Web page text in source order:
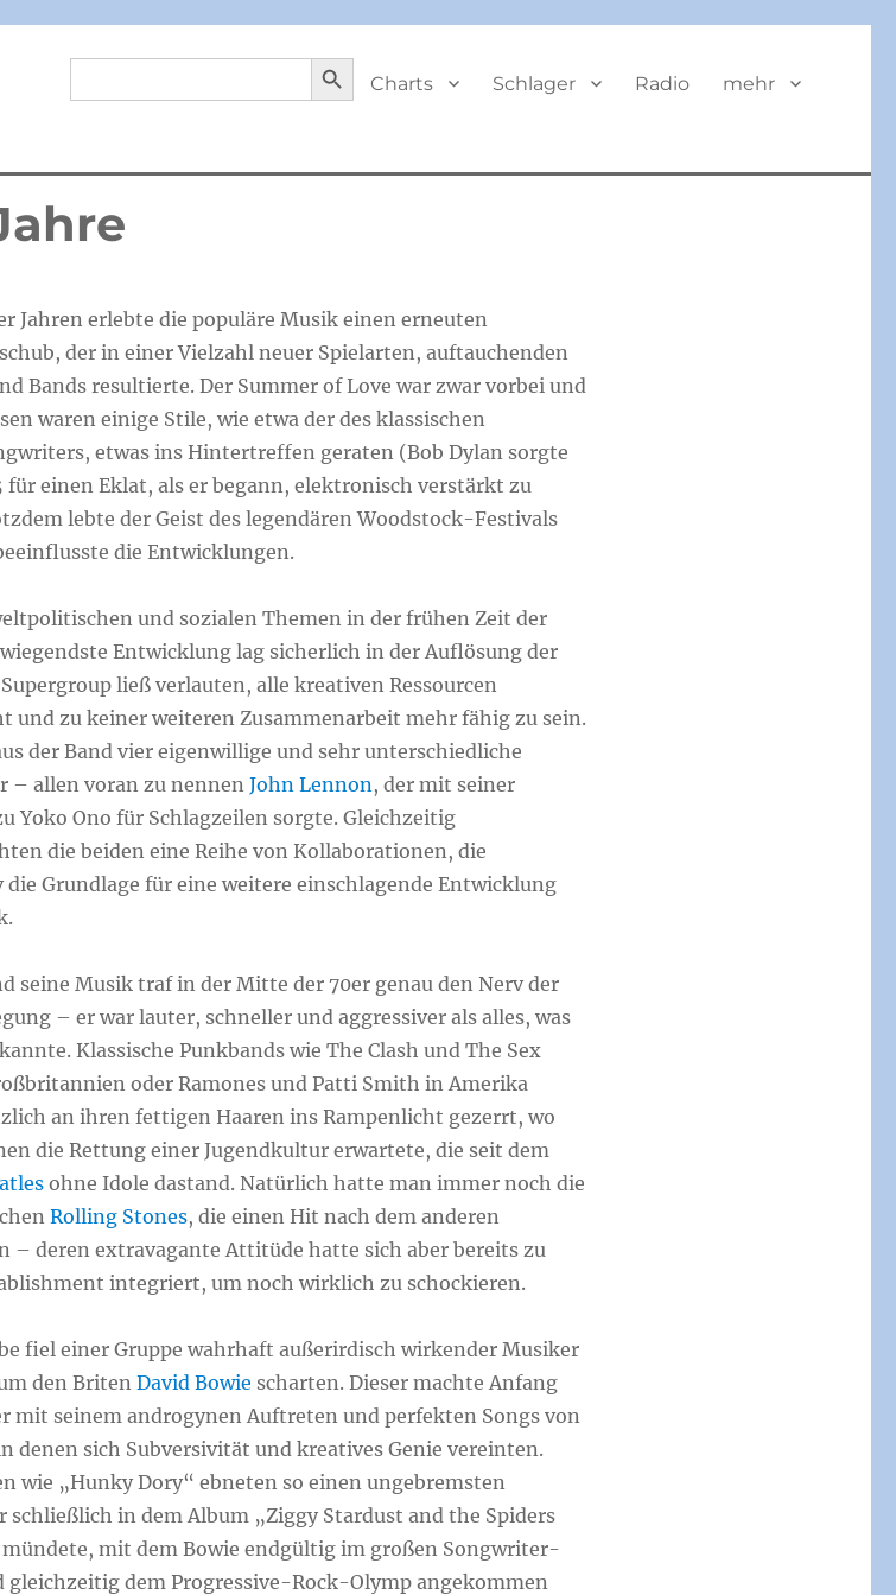
Search
SEARCH BUTTON
Charts
Schlager Radio mehr
Jahren erlebte die populäre Musik einen erneuten
der in einer Vielzahl neuer Spielarten, auftauchenden
Bands resultierte. Der Summer of Love war zwar vorbei und
waren einige Stile, wie etwa der des klassischen
etwas ins Hintertreffen geraten (Bob Dylan sorgte
für einen Eklat, als er begann, elektronisch verstärkt zu
lebte der Geist des legendären Woodstock-Festivals
die Entwicklungen.
und sozialen Themen in der frühen Zeit der
Entwicklung lag sicherlich in der Auflösung der
Supergroup ließ verlauten, alle kreativen Ressourcen
und zu keiner weiteren Zusammenarbeit mehr fähig zu sein.
der Band vier eigenwillige und sehr unterschiedliche
– allen voran zu nennenJohn Lennon, der mit seiner
Yoko Ono für Schlagzeilen sorgte. Gleichzeitig
die beiden eine Reihe von Kollaborationen, die
Grundlage für eine weitere einschlagende Entwicklung
seine Musik traf in der Mitte der 70er genau den Nerv der
– er war lauter, schneller und aggressiver als alles, was
Klassische Punkbands wie The Clash und The Sex
oder Ramones und Patti Smith in Amerika
an ihren fettigen Haaren ins Rampenlicht gezerrt, wo
die Rettung einer Jugendkultur erwartete, die seit dem
ohne Idole dastand. Natürlich hatte man immer noch die
Rolling Stones, die einen Hit nach dem anderen
– deren extravagante Attitüde hatte sich aber bereits zu
integriert, um noch wirklich zu schockieren.
fiel einer Gruppe wahrhaft außerirdisch wirkender Musiker
den BritenDavid Bowie scharten. Dieser machte Anfang
mit seinem androgynen Auftreten und perfekten Songs von
denen sich Subversivität und kreatives Genie vereinten.
wie „Hunky Dory“ ebneten so einen ungebremsten
schließlich in dem Album „Ziggy Stardust and the Spiders
mit dem Bowie endgültig im großen Songwriter-
gleichzeitig dem Progressive-Rock-Olymp angekommen